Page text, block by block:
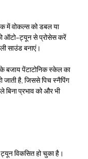
में वोकल्स को डबल या
ऑटो-ट्यून से प्रोसेस करें
साउंड बनाएं।
बजाय पेंटाटोनिक स्केल का
है, जिससे पिच स्नैपिंग
बिना प्रभाव को और भी
ट्यून विकसित हो चुका है।